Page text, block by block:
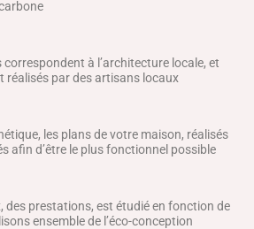
à l’architecture locale, et
réalisés par des artisans locaux
les plans de votre maison, réalisés
afin d’être le plus fonctionnel possible
des prestations, est étudié en fonction de
ensemble de l’éco-conception